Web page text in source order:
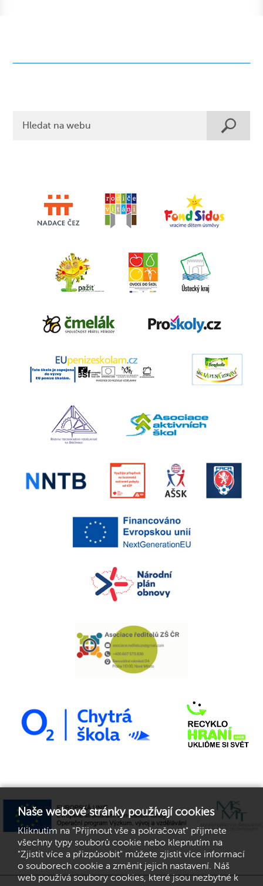
Naše webové stránky používají cookies
Kliknutím na "Přijmout vše a pokračovat" přijmete
všechny typy souborů cookie nebo klepnutím na
"Zjistit více a přizpůsobit" můžete zjistit více informací
o souborech cookie a změnit jejich nastavení. Náš
web používá soubory cookies, které jsou nezbytné k